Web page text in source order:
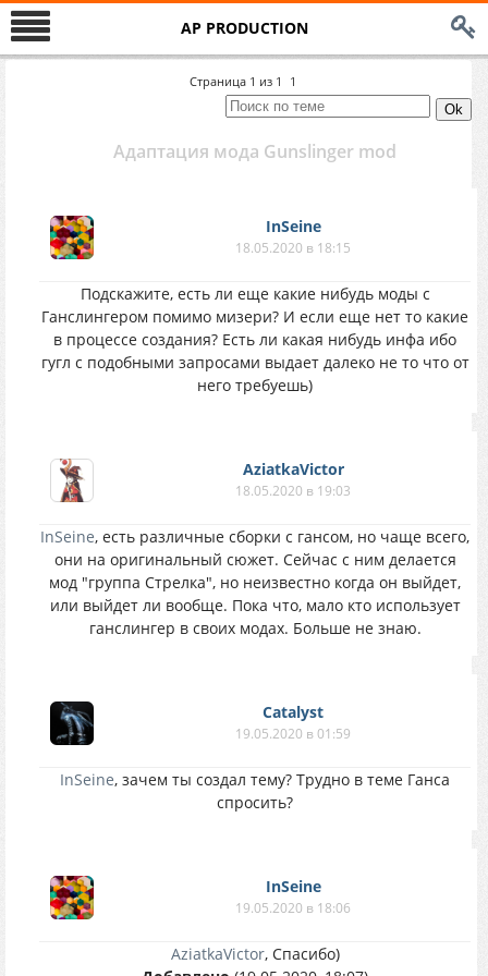
AP PRODUCTION
Страница 1 из 1 1
Адаптация мода Gunslinger mod
InSeine
18.05.2020 в 18:15
Подскажите, есть ли еще какие нибудь моды с
Ганслингером помимо мизери? И если еще нет то какие
в процессе создания? Есть ли какая нибудь инфа ибо
гугл с подобными запросами выдает далеко не то что от
него требуешь)
AziatkaVictor
18.05.2020 в 19:03
InSeine, есть различные сборки с гансом, но чаще всего,
они на оригинальный сюжет. Сейчас с ним делается
мод "группа Стрелка", но неизвестно когда он выйдет,
или выйдет ли вообще. Пока что, мало кто использует
ганслингер в своих модах. Больше не знаю.
Catalyst
19.05.2020 в 01:59
InSeine, зачем ты создал тему? Трудно в теме Ганса
спросить?
InSeine
19.05.2020 в 18:06
AziatkaVictor, Спасибо)